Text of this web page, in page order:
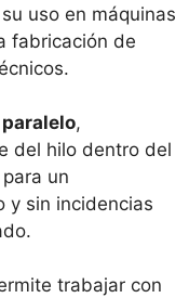
uso en máquinas
fabricación de
,
del hilo dentro del
un
y sin incidencias
trabajar con